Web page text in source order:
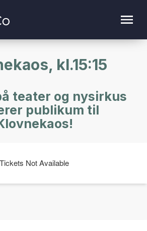
kl.15:15
teater og nysirkus
publikum til
Tickets Not Available